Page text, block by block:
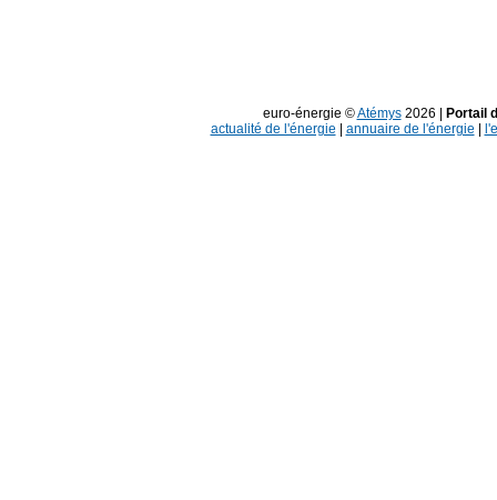
euro-énergie ©Atémys2026 |
Portail
actualité de l'énergie
annuaire de l'énergie